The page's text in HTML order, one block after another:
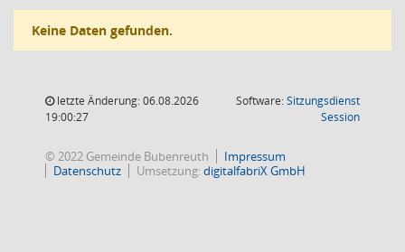
Keine Daten gefunden.
letzte Änderung: 06.08.2026
19:00:27
Software:Sitzungsdienst
Session(Wird in
© 2022 Gemeinde Bubenreuth
Impressum
Datenschutz
Umsetzung:digitalfabriX GmbH